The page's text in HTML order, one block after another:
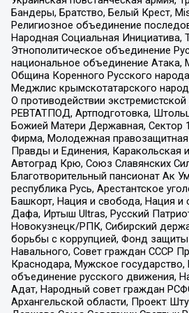
Бандеры, Братство, Белый Крест,
Религиозное объединение
Народная Социальная Инициатива,
Этнополитическое объединение
национальное объединение Атака,
Община Коренного Русского
Меджлис крымскотатарского
О противодействии экстремистской
РЕВТАТПОД, Артподготовка,
Божией Матери Державная, Сектор
Фирма, Молодежная
Правды и Единения, Каракольская
Автоград Крю, Союз Славянских
Благотворительный пансионат Ак
республика Русь, Арестантское
Башкорт, Нация и свобода, Нация и
Дафа, Иртыш Ultras, Русский
Новокузнецк/РПК, Сибирский
борьбы с коррупцией, Фонд
Навального, Совет граждан СССР
Краснодара, Мужское государство,
объединение русского движения,
Адат, Народный совет граждан
Архангельской области, Проект